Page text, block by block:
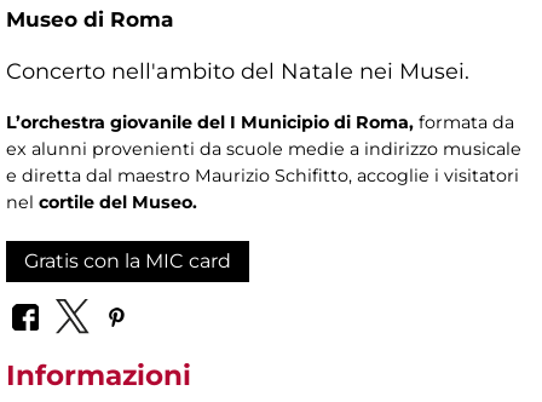
Museo di Roma
Concerto nell'ambito del Natale nei Musei.
L’orchestra giovanile del I Municipio di Roma, formata da
ex alunni provenienti da scuole medie a indirizzo musicale
e diretta dal maestro Maurizio Schifitto, accoglie i visitatori
nel cortile del Museo.
Gratis con la MIC card
Informazioni